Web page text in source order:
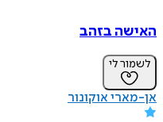
בזהב
לי
אוקונור